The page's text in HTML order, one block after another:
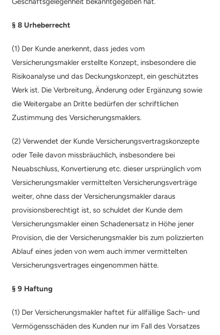
§ 8 Urheberrecht
(1) Der Kunde anerkennt, dass jedes vom
Versicherungsmakler erstellte Konzept, insbesondere die
Risikoanalyse und das Deckungskonzept, ein geschütztes
Werk ist. Die Verbreitung, Änderung oder Ergänzung sowie
die Weitergabe an Dritte bedürfen der schriftlichen
Zustimmung des Versicherungsmaklers.
(2) Verwendet der Kunde Versicherungsvertragskonzepte
oder Teile davon missbräuchlich, insbesondere bei
Neuabschluss, Konvertierung etc. dieser ursprünglich vom
Versicherungsmakler vermittelten Versicherungsverträge
weiter, ohne dass der Versicherungsmakler daraus
provisionsberechtigt ist, so schuldet der Kunde dem
Versicherungsmakler einen Schadenersatz in Höhe jener
Provision, die der Versicherungsmakler bis zum polizzierten
Ablauf eines jeden von wem auch immer vermittelten
Versicherungsvertrages eingenommen hätte.
§ 9 Haftung
(1) Der Versicherungsmakler haftet für allfällige Sach- und
Vermögensschäden des Kunden nur im Fall des Vorsatzes